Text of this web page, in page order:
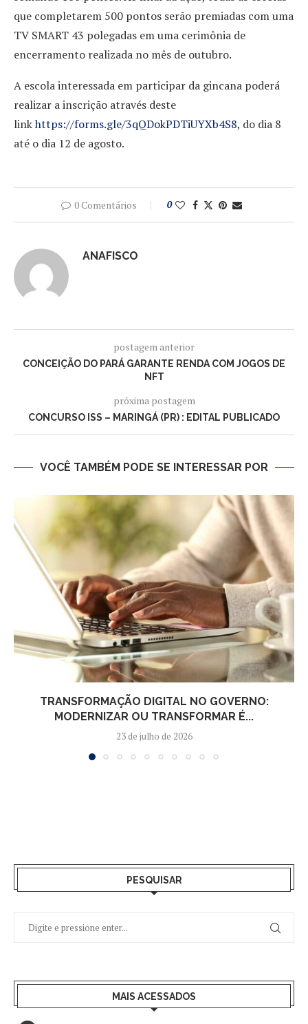
que completarem 500 pontos serão premiadas com uma
TV SMART 43 polegadas em uma cerimônia de
encerramento realizada no mês de outubro.
A escola interessada em participar da gincana poderá
realizar a inscrição através deste
linkhttps://forms.gle/3qQDokPDTiUYXb4S8, do dia 8
até o dia 12 de agosto.
0 Comentários 0
ANAFISCO
postagem anterior
CONCEIÇÃO DO PARÁ GARANTE RENDA COM JOGOS DE
NFT
próxima postagem
CONCURSO ISS – MARINGÁ (PR) : EDITAL PUBLICADO
VOCÊ TAMBÉM PODE SE INTERESSAR POR
TRANSFORMAÇÃO DIGITAL NO GOVERNO:
MODERNIZAR OU TRANSFORMAR É...
23 de julho de 2026
PESQUISAR
MAIS ACESSADOS